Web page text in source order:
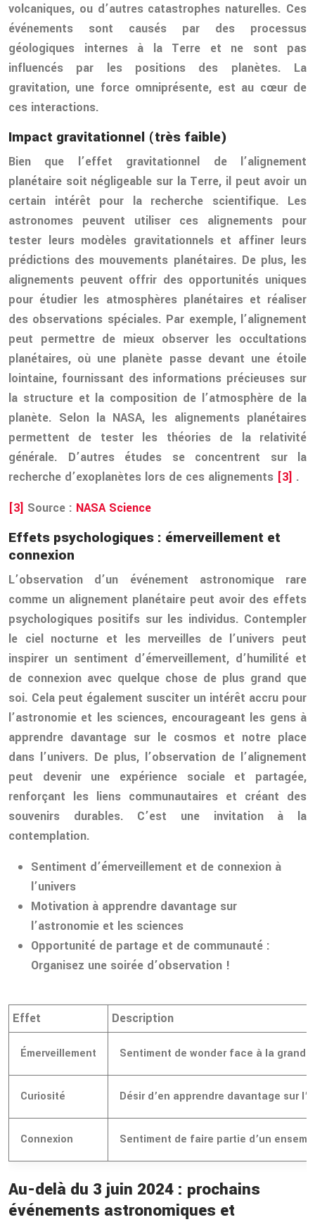
volcaniques, ou d’autres catastrophes naturelles. Ces
événements sont causés par des processus
géologiques internes à la Terre et ne sont pas
influencés par les positions des planètes. La
gravitation, une force omniprésente, est au cœur de
ces interactions.
Impact gravitationnel (très faible)
Bien que l’effet gravitationnel de l’alignement
planétaire soit négligeable sur la Terre, il peut avoir un
certain intérêt pour la recherche scientifique. Les
astronomes peuvent utiliser ces alignements pour
tester leurs modèles gravitationnels et affiner leurs
prédictions des mouvements planétaires. De plus, les
alignements peuvent offrir des opportunités uniques
pour étudier les atmosphères planétaires et réaliser
des observations spéciales. Par exemple, l’alignement
peut permettre de mieux observer les occultations
planétaires, où une planète passe devant une étoile
lointaine, fournissant des informations précieuses sur
la structure et la composition de l’atmosphère de la
planète. Selon la NASA, les alignements planétaires
permettent de tester les théories de la relativité
générale. D’autres études se concentrent sur la
recherche d’exoplanètes lors de ces alignements [3] .
[3] Source : NASA Science
Effets psychologiques : émerveillement et
connexion
L’observation d’un événement astronomique rare
comme un alignement planétaire peut avoir des effets
psychologiques positifs sur les individus. Contempler
le ciel nocturne et les merveilles de l’univers peut
inspirer un sentiment d’émerveillement, d’humilité et
de connexion avec quelque chose de plus grand que
soi. Cela peut également susciter un intérêt accru pour
l’astronomie et les sciences, encourageant les gens à
apprendre davantage sur le cosmos et notre place
dans l’univers. De plus, l’observation de l’alignement
peut devenir une expérience sociale et partagée,
renforçant les liens communautaires et créant des
souvenirs durables. C’est une invitation à la
contemplation.
Sentiment d’émerveillement et de connexion à
l’univers
Motivation à apprendre davantage sur
l’astronomie et les sciences
Opportunité de partage et de communauté :
Organisez une soirée d’observation !
Effet Description
Émerveillement Sentiment de wonder face à la
Curiosité Désir d’en apprendre davantage sur
Connexion Sentiment de faire partie d’un
Au-delà du 3 juin 2024 : prochains
événements astronomiques et